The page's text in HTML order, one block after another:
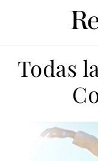
Todas